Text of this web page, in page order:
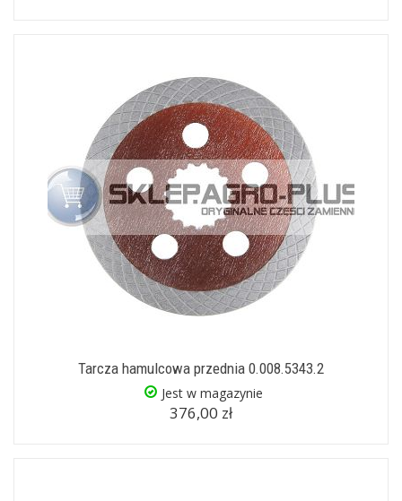
Tarcza hamulcowa przednia 0.008.5343.2
Jest w magazynie
376,00 zł